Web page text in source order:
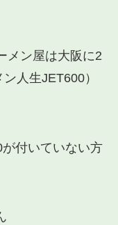
メン屋は大阪に2
人生JET600）
付いていない方